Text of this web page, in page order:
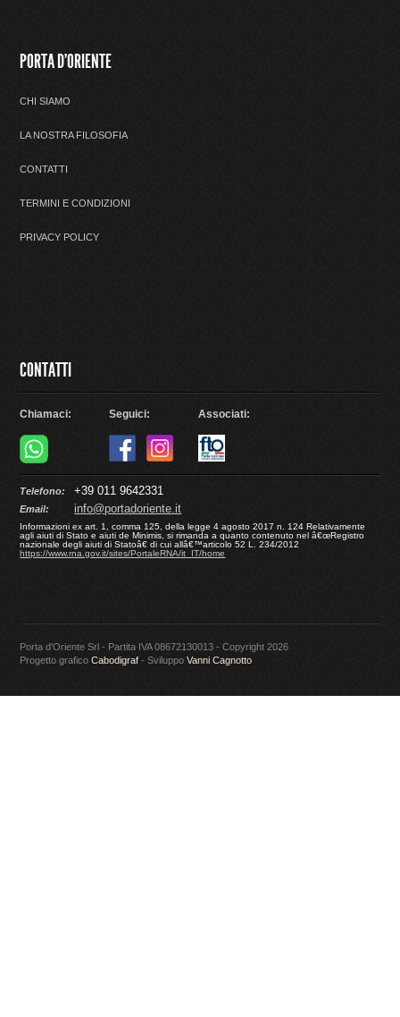
PORTA D'ORIENTE
CHI SIAMO
LA NOSTRA FILOSOFIA
CONTATTI
TERMINI E CONDIZIONI
PRIVACY POLICY
CONTATTI
Chiamaci: Seguici: Associati:
Telefono: +39 011 9642331
Email: info@portadoriente.it
Informazioni ex art. 1, comma 125, della legge 4 agosto 2017 n. 124 Relativamente
agli aiuti di Stato e aiuti de Minimis, si rimanda a quanto contenuto nel â€œRegistro
nazionale degli aiuti di Statoâ€ di cui allâ€™articolo 52 L. 234/2012
https://www.rna.gov.it/sites/PortaleRNA/it_IT/home
Porta d'Oriente Srl - Partita IVA 08672130013 - Copyright 2026
Progetto graficoCabodigraf - SviluppoVanni Cagnotto